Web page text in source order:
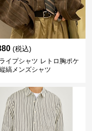
(税込)
イプシャツ レトロ胸ポケ
縞メンズシャツ